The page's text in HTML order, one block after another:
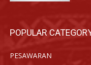
POPULAR
PESAWARAN